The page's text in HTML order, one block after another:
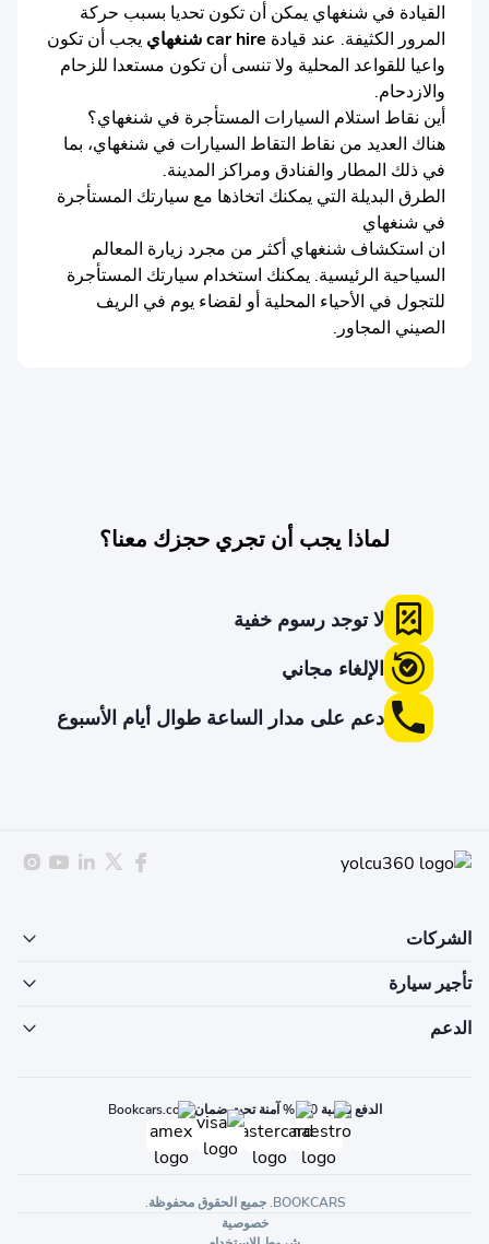
القيادة في شنغهاي يمكن أن تكون تحديا بسبب حركة
المرور الكثيفة. عند قيادة car hire شنغهاي
يجب أن تكون
واعيا للقواعد المحلية ولا تنسى أن تكون مستعدا للزحام
والازدحام.
أين نقاط استلام السيارات المستأجرة في شنغهاي؟
هناك العديد من نقاط التقاط السيارات في شنغهاي، بما
في ذلك المطار والفنادق ومراكز المدينة.
الطرق البديلة التي يمكنك اتخاذها مع سيارتك المستأجرة
في شنغهاي
ان استكشاف شنغهاي أكثر من مجرد زيارة المعالم
السياحية الرئيسية. يمكنك استخدام سيارتك المستأجرة
للتجول في الأحياء المحلية أو لقضاء يوم في الريف
الصيني المجاور.
لماذا يجب أن تجري حجزك معنا؟
لا توجد رسوم خفية
الإلغاء مجاني
دعم على مدار الساعة طوال أيام الأسبوع
الشركات
تأجير سيارة
الدعم
الدفع بنسبة 100% آمنة تحت ضمان Bookcars.com
BOOKCARS. جميع الحقوق محفوظة.
خصوصية